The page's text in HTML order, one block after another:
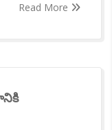
Read More